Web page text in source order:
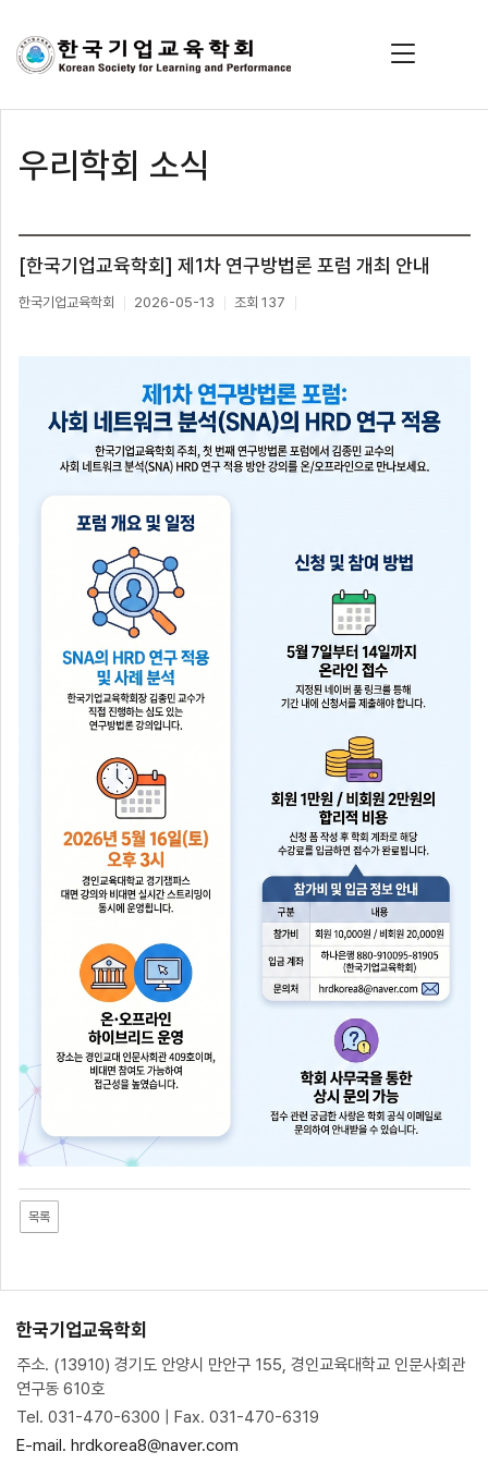
우리학회 소식
[한국기업교육학회] 제1차 연구방법론 포럼 개최 안내
한국기업교육학회 2026-05-13 조회 137
목록
한국기업교육학회
주소. (13910) 경기도 안양시 만안구 155, 경인교육대학교 인문사회관
연구동 610호
Tel. 031-470-6300 | Fax. 031-470-6319
E-mail. hrdkorea8@naver.com